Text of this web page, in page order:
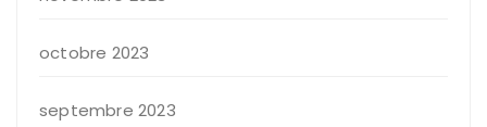
octobre 2023
septembre 2023